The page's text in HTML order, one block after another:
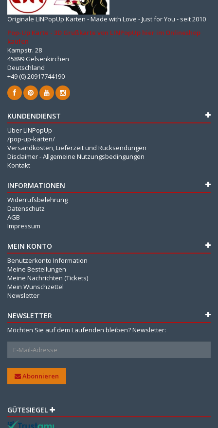
Originale LINPopUp Karten - Made with Love - Just for You - seit 2010
Pop-Up Karte - 3D Grußkarte von LINPopUp hier im Onlineshop
kaufen
Kampstr. 28
45899 Gelsenkirchen
Deutschland
+49 (0) 20917744190
KUNDENDIENST
Über LINPopUp
/pop-up-karten/
Versandkosten, Lieferzeit und Rücksendungen
Disclaimer - Allgemeine Nutzungsbedingungen
Kontakt
INFORMATIONEN
Widerrufsbelehrung
Datenschutz
AGB
Impressum
MEIN KONTO
Benutzerkonto Information
Meine Bestellungen
Meine Nachrichten (Tickets)
Mein Wunschzettel
Newsletter
NEWSLETTER
Möchten Sie auf dem Laufenden bleiben? Newsletter:
Abonnieren
GÜTESIEGEL